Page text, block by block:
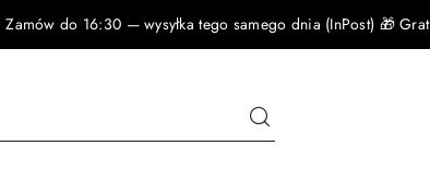
do 16:30 — wysyłka tego samego dnia (InPost) 🎁